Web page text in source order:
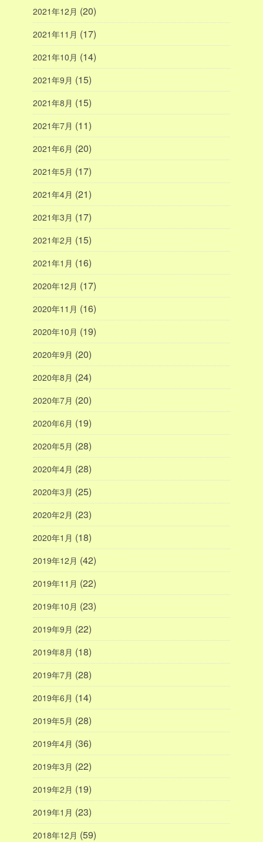
2021年12月 (20)
2021年11月 (17)
2021年10月 (14)
2021年9月 (15)
2021年8月 (15)
2021年7月 (11)
2021年6月 (20)
2021年5月 (17)
2021年4月 (21)
2021年3月 (17)
2021年2月 (15)
2021年1月 (16)
2020年12月 (17)
2020年11月 (16)
2020年10月 (19)
2020年9月 (20)
2020年8月 (24)
2020年7月 (20)
2020年6月 (19)
2020年5月 (28)
2020年4月 (28)
2020年3月 (25)
2020年2月 (23)
2020年1月 (18)
2019年12月 (42)
2019年11月 (22)
2019年10月 (23)
2019年9月 (22)
2019年8月 (18)
2019年7月 (28)
2019年6月 (14)
2019年5月 (28)
2019年4月 (36)
2019年3月 (22)
2019年2月 (19)
2019年1月 (23)
2018年12月 (59)